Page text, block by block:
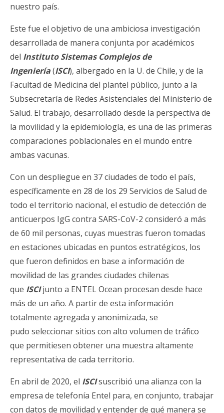
nuestro país.
Este fue el objetivo de una ambiciosa investigación
desarrollada de manera conjunta por académicos
del Instituto Sistemas Complejos de
Ingeniería(ISCI), albergado en la U. de Chile, y de la
Facultad de Medicina del plantel público, junto a la
Subsecretaría de Redes Asistenciales del Ministerio de
Salud. El trabajo, desarrollado desde la perspectiva de
la movilidad y la epidemiología, es una de las primeras
comparaciones poblacionales en el mundo entre
ambas vacunas.
Con un despliegue en 37 ciudades de todo el país,
específicamente en 28 de los 29 Servicios de Salud de
todo el territorio nacional, el estudio de detección de
anticuerpos IgG contra SARS-CoV-2 consideró a más
de 60 mil personas, cuyas muestras fueron tomadas
en estaciones ubicadas en puntos estratégicos, los
que fueron definidos en base a información de
movilidad de las grandes ciudades chilenas
que ISCIjunto a ENTEL Ocean procesan desde hace
más de un año. A partir de esta información
totalmente agregada y anonimizada, se
pudo seleccionar sitios con alto volumen de tráfico
que permitiesen obtener una muestra altamente
representativa de cada territorio.
En abril de 2020, el ISCIsuscribió una alianza con la
empresa de telefonía Entel para, en conjunto, trabajar
con datos de movilidad y entender de qué manera se